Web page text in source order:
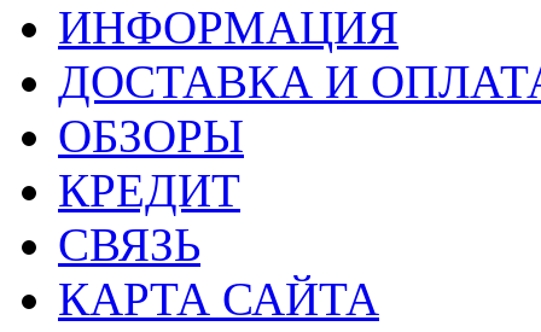
ИНФОРМАЦИЯ
ДОСТАВКА И
ОБЗОРЫ
КРЕДИТ
СВЯЗЬ
КАРТА САЙТА